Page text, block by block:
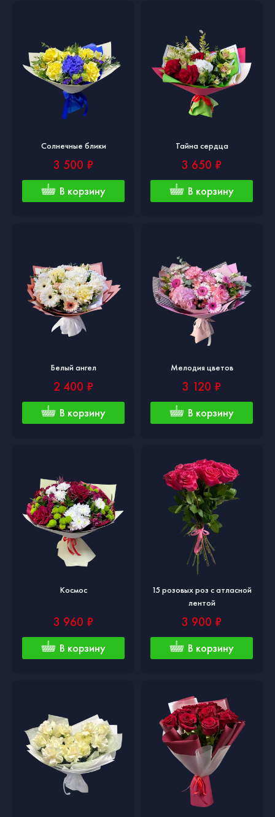
Солнечные блики
3 500 ₽
В корзину
Тайна сердца
3 650 ₽
В корзину
Белый ангел
2 400 ₽
В корзину
Мелодия цветов
3 120 ₽
В корзину
Космос
3 960 ₽
В корзину
15 розовых роз с атласной
лентой
3 900 ₽
В корзину